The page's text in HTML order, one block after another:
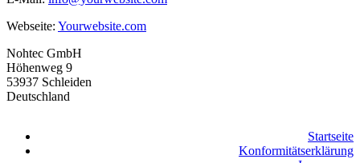
Webseite: Yourwebsite.com
Nohtec GmbH
Höhenweg 9
53937 Schleiden
Deutschland
Startseite
Konformitätserklärung